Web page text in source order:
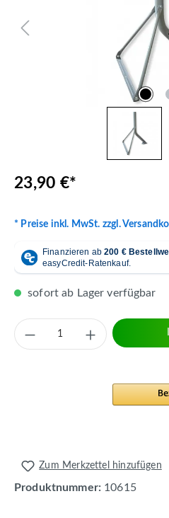
23,90 €*
* Preise inkl. MwSt. zzgl.
sofort ab Lager verfügbar
Produkt Anzahl: Gib
Zum Merkzettel hinzufügen
Produktnummer: 10615